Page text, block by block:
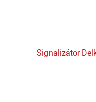
Signalizátor